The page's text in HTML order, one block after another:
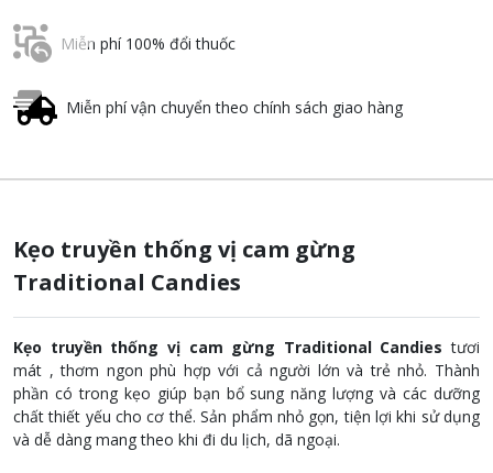
Miễn phí 100% đổi thuốc
Miễn phí vận chuyển theo chính sách giao hàng
Kẹo truyền thống vị cam gừng
Traditional Candies
Kẹo truyền thống vị cam gừng Traditional Candies tươi
mát , thơm ngon phù hợp với cả người lớn và trẻ nhỏ. Thành
phần có trong kẹo giúp bạn bổ sung năng lượng và các dưỡng
chất thiết yếu cho cơ thể. Sản phẩm nhỏ gọn, tiện lợi khi sử dụng
và dễ dàng mang theo khi đi du lịch, dã ngoại.